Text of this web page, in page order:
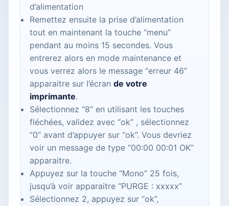
d’alimentation
Remettez ensuite la prise d’alimentation
tout en maintenant la touche “menu”
pendant au moins 15 secondes. Vous
entrerez alors en mode maintenance et
vous verrez alors le message “erreur 46”
apparaitre sur l’écran de votre
imprimante.
Sélectionnez “8” en utilisant les touches
fléchées, validez avec “ok” , sélectionnez
“0” avant d’appuyer sur “ok”. Vous devriez
voir un message de type “00:00 00:01 OK”
apparaitre.
Appuyez sur la touche “Mono” 25 fois,
jusqu’à voir apparaitre “PURGE : xxxxx”
Sélectionnez 2, appuyez sur “ok”,